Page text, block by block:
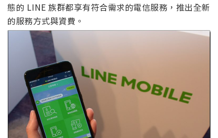
態的 LINE 族群都享有符合需求的電信服務，推出全新
的服務方式與資費。